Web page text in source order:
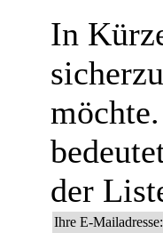
In
der
Ihre E-Mailadresse: